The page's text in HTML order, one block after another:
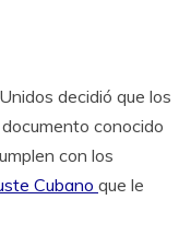
decidió que los
conocido
con los
Cubano que le